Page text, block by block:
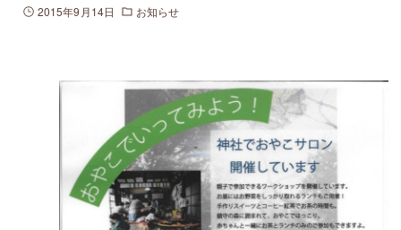
2015年9月14日 お知らせ